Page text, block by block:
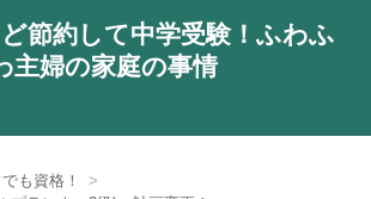
節約して中学受験！ふわふ
主婦の家庭の事情
も資格！